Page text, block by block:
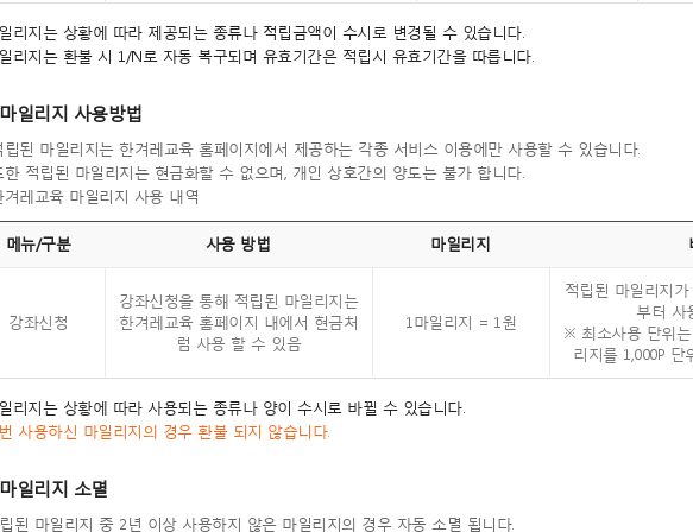
리지는 상황에 따라 제공되는 종류나 적립금액이 수시로 변경될 수 있습니다.
리지는 환불 시 1/N로 자동 복구되며 유효기간은 적립시 유효기간을 따릅니다.
일리지 사용방법
립된 마일리지는 한겨레교육 홈페이지에서 제공하는 각종 서비스 이용에만 사용할 수 있습니다.
한 적립된 마일리지는 현금화할 수 없으며, 개인 상호간의 양도는 불가 합니다.
겨레교육 마일리지 사용 내역
메뉴/구분 사용 방법 마일리지
강좌신청
강좌신청을 통해 적립된 마일리지는
한겨레교육 홈페이지 내에서 현금처
럼 사용 할 수 있음
1마일리지 = 1원
적립된 마일리지
부터 사
※ 최소사용 단위는
리지를 1,000P
리지는 상황에 따라 사용되는 종류나 양이 수시로 바뀔 수 있습니다.
사용하신 마일리지의 경우 환불 되지 않습니다.
일리지 소멸
된 마일리지 중 2년 이상 사용하지 않은 마일리지의 경우 자동 소멸 됩니다.